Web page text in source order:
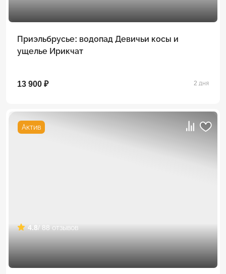
Приэльбрусье: водопад Девичьи косы и
ущелье Ирикчат
13 900 ₽ 2 дня
Актив
4.8/ 88 отзывов